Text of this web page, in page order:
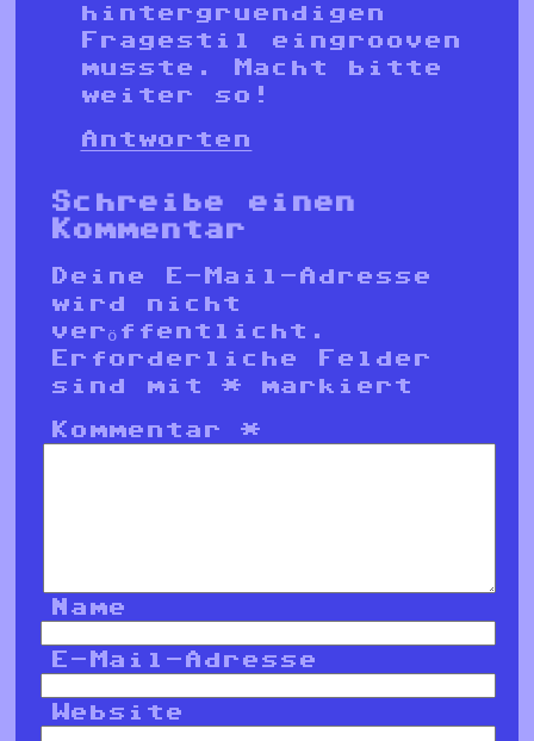
hintergruendigen
Fragestil eingrooven
musste. Macht bitte
weiter so!
Antworten
Schreibe einen
Kommentar
Deine E-Mail-Adresse
wird nicht
veröffentlicht.
Erforderliche Felder
sind mit* markiert
Kommentar*
Name
E-Mail-Adresse
Website